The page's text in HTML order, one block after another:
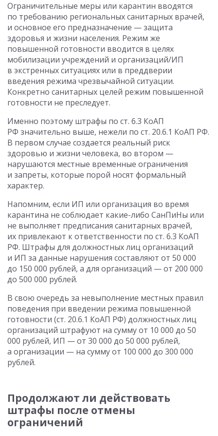
Ограничительные меры или карантин вводятся
по требованию региональных санитарных врачей,
и основное его предназначение — защита
здоровья и жизни населения. Режим же
повышенной готовности вводится в целях
мобилизации учреждений и организаций/ИП
в экстренных ситуациях или в преддверии
введения режима чрезвычайной ситуации.
Конкретно санитарных целей режим повышенной
готовности не преследует.
Именно поэтому штрафы по ст. 6.3 КоАП
РФ значительно выше, нежели по ст. 20.6.1 КоАП РФ.
В первом случае создается реальный риск
здоровью и жизни человека, во втором —
нарушаются местные временные ограничения
и запреты, которые порой носят формальный
характер.
Напомним, если ИП или организация во время
карантина не соблюдает какие-либо СанПиНы или
не выполняет предписания санитарных врачей,
их привлекают к ответственности по ст. 6.3 КоАП
РФ. Штрафы для должностных лиц организаций
и ИП за данные нарушения составляют от 50 000
до 150 000 рублей, а для организаций — от 200 000
до 500 000 рублей.
В свою очередь за невыполнение местных правил
поведения при введении режима повышенной
готовности (ст. 20.6.1 КоАП РФ) должностных лиц
организаций штрафуют на сумму от 10 000 до 50
000 рублей, ИП — от 30 000 до 50 000 рублей,
а организации — на сумму от 100 000 до 300 000
рублей.
Продолжают ли действовать
штрафы после отмены
ограничений